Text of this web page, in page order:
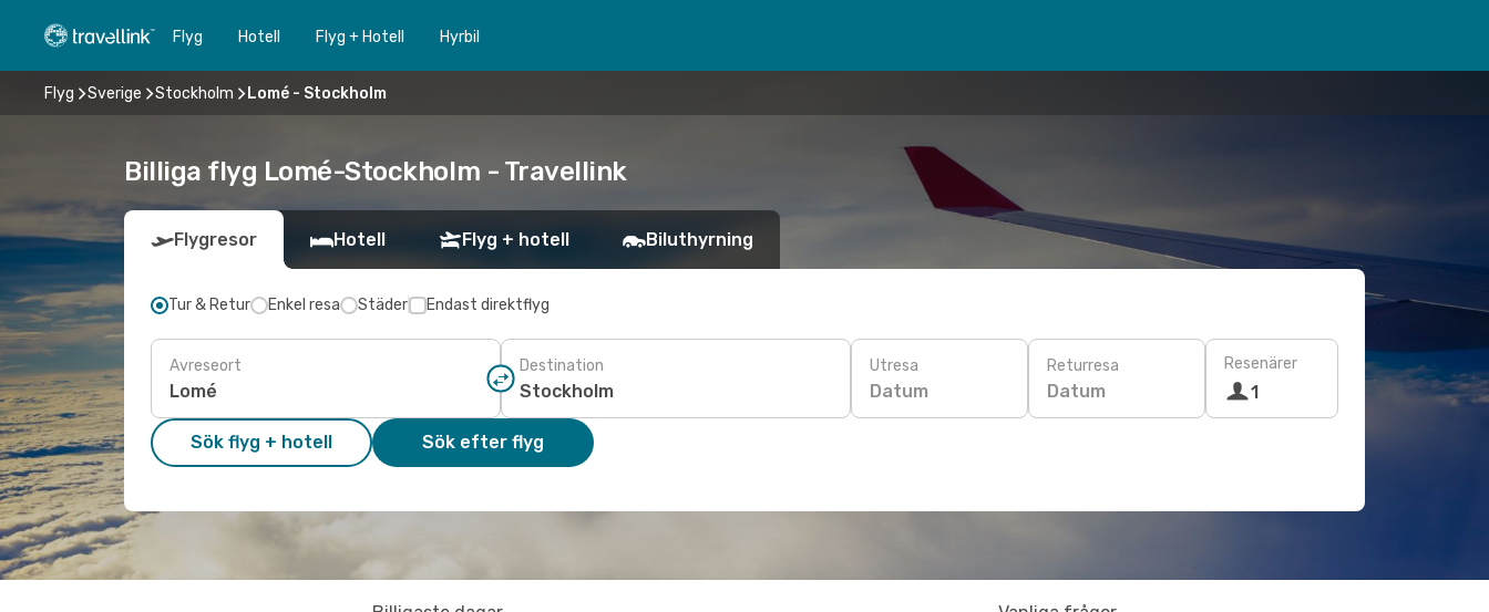
Flyg Hotell Flyg + Hotell Hyrbil
Flyg Sverige Stockholm Lomé - Stockholm
Billiga flyg Lomé-Stockholm - Travellink
Flygresor Hotell Flyg + hotell Biluthyrning
Tur & Retur Enkel resa Städer Endast direktflyg
Avreseort Destination Utresa
Datum
Returresa
Datum
Resenärer
1
Sök flyg + hotell Sök efter flyg